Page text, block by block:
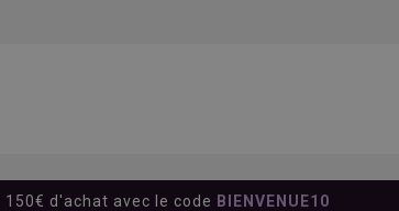
d'achat avec le code BIENVENUE10